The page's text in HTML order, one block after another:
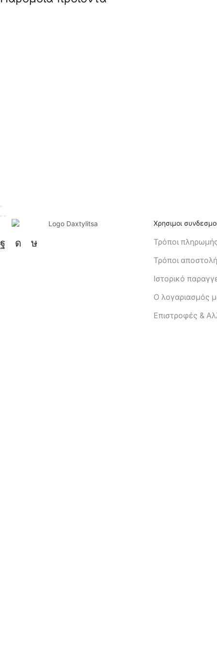
Χρησιμοι
Τρόποι
Τρόποι
Ιστορικό
Ο λογαριασμός
Eπιστροφές &